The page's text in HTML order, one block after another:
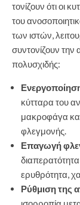
τονίζουν ότι οι
του
των ιστών,
συντονίζουν την
πολυσχιδής:
κύτταρα του
μακροφάγα
φλεγμονής.
Επαγωγή
ερυθρότητα,
Ρύθμιση της